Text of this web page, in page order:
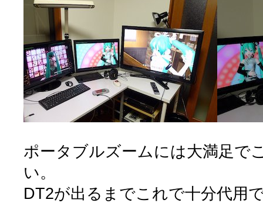
ポータブルズームには大満足で
い。
DT2が出るまでこれで十分代用